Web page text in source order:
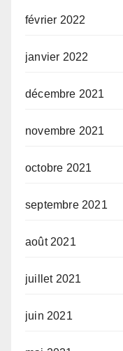
février 2022
janvier 2022
décembre 2021
novembre 2021
octobre 2021
septembre 2021
août 2021
juillet 2021
juin 2021